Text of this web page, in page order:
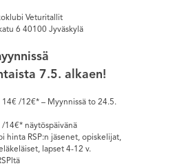
Veturitallit
6 40100 Jyväskylä
7.5. alkaen!
14€ /12€* – Myynnissä to 24.5.
14€* näytöspäivänä
hinta RSP:n jäsenet, opiskelijat,
lapset 4-12 v.